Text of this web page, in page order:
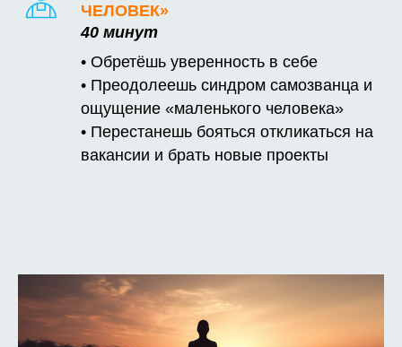
ЧЕЛОВЕК»
40 минут
• Обретёшь уверенность в себе
• Преодолеешь синдром самозванца и
ощущение «маленького человека»
• Перестанешь бояться откликаться на
вакансии и брать новые проекты